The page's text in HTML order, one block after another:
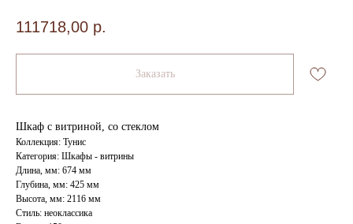
111718,00 р.
Заказать
Шкаф с витриной, со стеклом
Коллекция: Тунис
Категория: Шкафы - витрины
Длина, мм: 674 мм
Глубина, мм: 425 мм
Высота, мм: 2116 мм
Стиль: неоклассика